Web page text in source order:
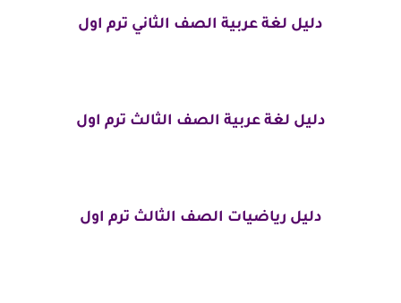
دليل لغة عربية الصف الثاني ترم اول
دليل لغة عربية الصف الثالث ترم اول
دليل رياضيات الصف الثالث ترم اول